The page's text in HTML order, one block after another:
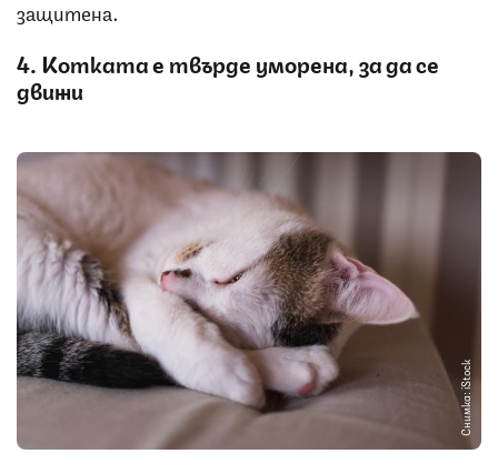
защитена.
4. Котката е твърде уморена, за да се
движи
Снимка: iStock